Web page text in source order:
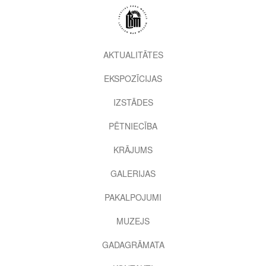
2nd
level
AKTUALITĀTES
EKSPOZĪCIJAS
IZSTĀDES
PĒTNIECĪBA
KRĀJUMS
GALERIJAS
PAKALPOJUMI
MUZEJS
GADAGRĀMATA